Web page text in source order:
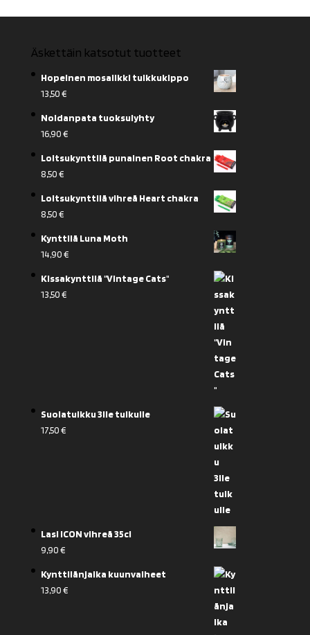
Äskettäin katsotut tuotteet
Hopeinen mosaiikki tuikkukippo
13,50€
Noidanpata tuoksulyhty
16,90€
Loitsukynttilä punainen Root chakra
8,50€
Loitsukynttilä vihreä Heart chakra
8,50€
Kynttilä Luna Moth
14,90€
Kissakynttilä "Vintage Cats"
13,50€
Suolatuikku 3lle tuikulle
17,50€
Lasi ICON vihreä 35cl
9,90€
Kynttilänjalka kuunvaiheet
13,90€